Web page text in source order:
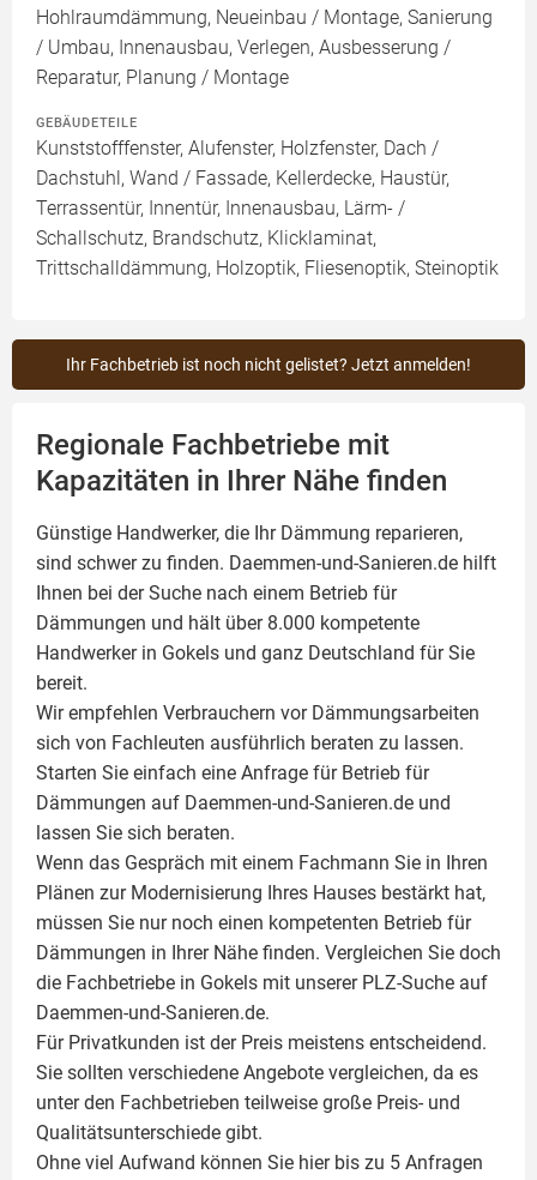
Hohlraumdämmung, Neueinbau / Montage, Sanierung
/ Umbau, Innenausbau, Verlegen, Ausbesserung /
Reparatur, Planung / Montage
GEBÄUDETEILE
Kunststofffenster, Alufenster, Holzfenster, Dach /
Dachstuhl, Wand / Fassade, Kellerdecke, Haustür,
Terrassentür, Innentür, Innenausbau, Lärm- /
Schallschutz, Brandschutz, Klicklaminat,
Trittschalldämmung, Holzoptik, Fliesenoptik, Steinoptik
Ihr Fachbetrieb ist noch nicht gelistet? Jetzt anmelden!
Regionale Fachbetriebe mit
Kapazitäten in Ihrer Nähe finden
Günstige Handwerker, die Ihr Dämmung reparieren,
sind schwer zu finden. Daemmen-und-Sanieren.de hilft
Ihnen bei der Suche nach einem Betrieb für
Dämmungen und hält über 8.000 kompetente
Handwerker in Gokels und ganz Deutschland für Sie
bereit.
Wir empfehlen Verbrauchern vor Dämmungsarbeiten
sich von Fachleuten ausführlich beraten zu lassen.
Starten Sie einfach eine Anfrage für Betrieb für
Dämmungen auf Daemmen-und-Sanieren.de und
lassen Sie sich beraten.
Wenn das Gespräch mit einem Fachmann Sie in Ihren
Plänen zur Modernisierung Ihres Hauses bestärkt hat,
müssen Sie nur noch einen kompetenten Betrieb für
Dämmungen in Ihrer Nähe finden. Vergleichen Sie doch
die Fachbetriebe in Gokels mit unserer PLZ-Suche auf
Daemmen-und-Sanieren.de.
Für Privatkunden ist der Preis meistens entscheidend.
Sie sollten verschiedene Angebote vergleichen, da es
unter den Fachbetrieben teilweise große Preis- und
Qualitätsunterschiede gibt.
Ohne viel Aufwand können Sie hier bis zu 5 Anfragen